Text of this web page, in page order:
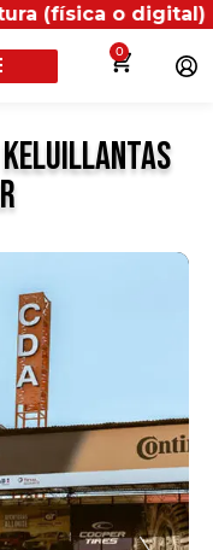
o digital) en
0
Keluillantas